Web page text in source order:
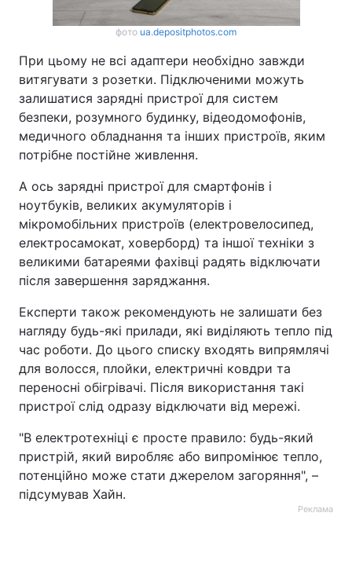
фото ua.depositphotos.com
При цьому не всі адаптери необхідно завжди
витягувати з розетки. Підключеними можуть
залишатися зарядні пристрої для систем
безпеки, розумного будинку, відеодомофонів,
медичного обладнання та інших пристроїв, яким
потрібне постійне живлення.
А ось зарядні пристрої для смартфонів і
ноутбуків, великих акумуляторів і
мікромобільних пристроїв (електровелосипед,
електросамокат, ховерборд) та іншої техніки з
великими батареями фахівці радять відключати
після завершення заряджання.
Експерти також рекомендують не залишати без
нагляду будь-які прилади, які виділяють тепло під
час роботи. До цього списку входять випрямлячі
для волосся, плойки, електричні ковдри та
переносні обігрівачі. Після використання такі
пристрої слід одразу відключати від мережі.
"В електротехніці є просте правило: будь-який
пристрій, який виробляє або випромінює тепло,
потенційно може стати джерелом загоряння", –
підсумував Хайн.
Реклама